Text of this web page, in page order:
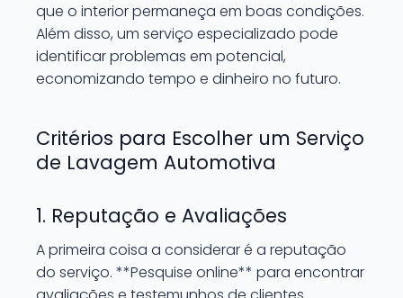
que o interior permaneça em boas condições.
Além disso, um serviço especializado pode
identificar problemas em potencial,
economizando tempo e dinheiro no futuro.
Critérios para Escolher um Serviço
de Lavagem Automotiva
1. Reputação e Avaliações
A primeira coisa a considerar é a reputação
do serviço. **Pesquise online** para encontrar